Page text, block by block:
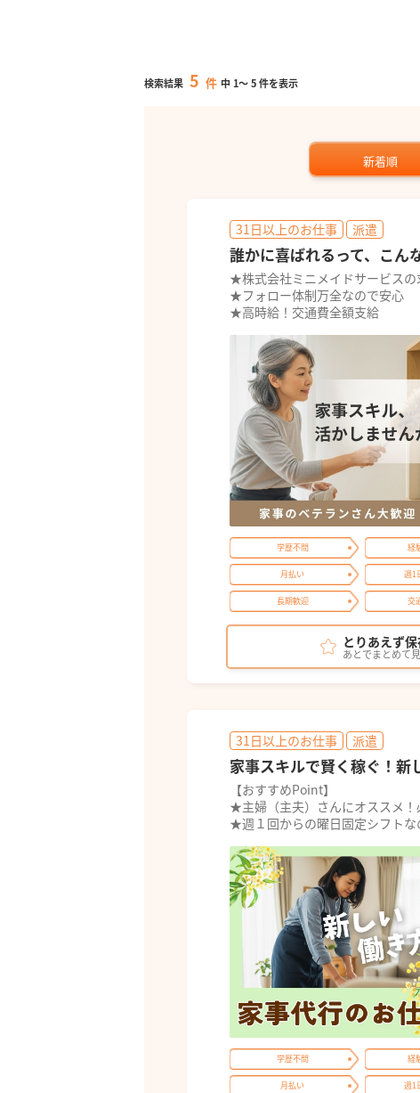
検索結果 5 件 中 1～5件を表示
新着順
31日以上のお仕事 派遣
誰かに喜ばれるって、こん
★株式会社ミニメイドサービスの
★フォロー体制万全なので安心
★高時給！交通費全額支給
学歴不問 経
月払い 週1
長期歓迎 交
とりあえず
あとでまとめて
31日以上のお仕事 派遣
家事スキルで賢く稼ぐ！新
【おすすめPoint】
★主婦（主夫）さんにオススメ！
★週１回からの曜日固定シフトな
学歴不問 経
月払い 週1